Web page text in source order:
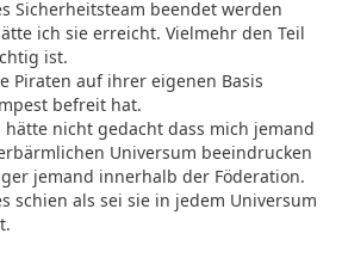
Sicherheitsteam beendet werden
ich sie erreicht. Vielmehr den Teil
ist.
Piraten auf ihrer eigenen Basis
befreit hat.
nicht gedacht dass mich jemand
Universum beeindrucken
jemand innerhalb der Föderation.
schien als sei sie in jedem Universum